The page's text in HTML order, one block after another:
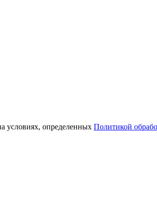
условиях, определенных Политикой